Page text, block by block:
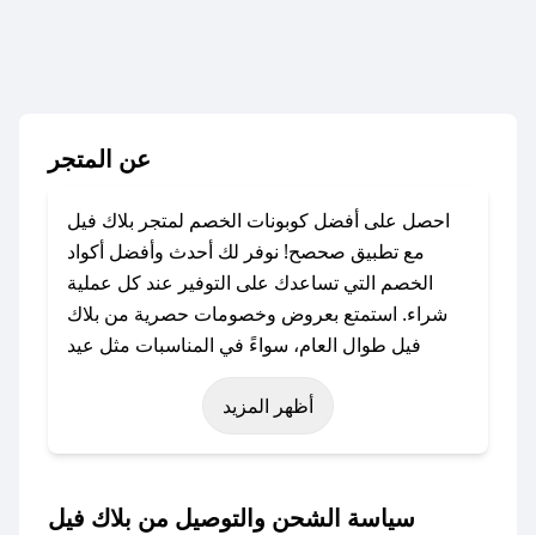
عن المتجر
احصل على أفضل كوبونات الخصم لمتجر بلاك فيل
مع تطبيق صحصح! نوفر لك أحدث وأفضل أكواد
الخصم التي تساعدك على التوفير عند كل عملية
شراء. استمتع بعروض وخصومات حصرية من بلاك
فيل طوال العام، سواءً في المناسبات مثل عيد
الفطر، عيد الأضحى، الجمعة البيضاء (شهر نوفمبر)،
رمضان، اليوم الوطني، يوم التأسيس، أو حتى عروض
أظهر المزيد
سياسة الشحن والتوصيل من بلاك فيل